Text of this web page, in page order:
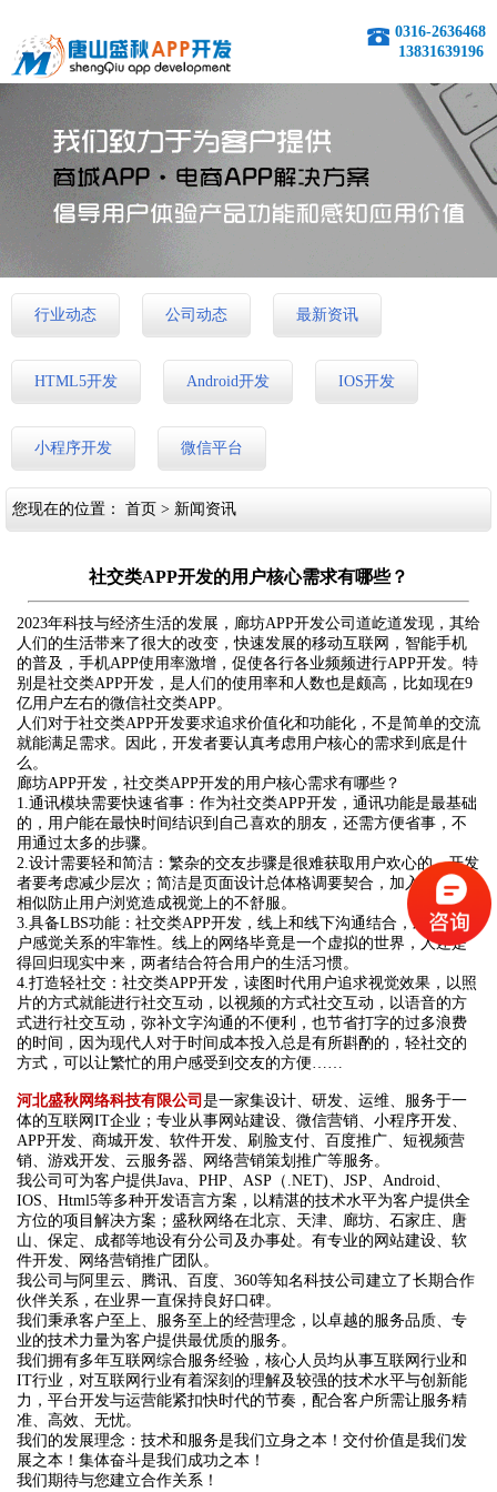
0316-2636468
13831639196
行业动态 公司动态 最新资讯
HTML5开发 Android开发 IOS开发
小程序开发 微信平台
您现在的位置： 首页 > 新闻资讯
社交类APP开发的用户核心需求有哪些？
2023年科技与经济生活的发展，廊坊APP开发公司道屹道发现，其给
人们的生活带来了很大的改变，快速发展的移动互联网，智能手机
的普及，手机APP使用率激增，促使各行各业频频进行APP开发。特
别是社交类APP开发，是人们的使用率和人数也是颇高，比如现在9
亿用户左右的微信社交类APP。
人们对于社交类APP开发要求追求价值化和功能化，不是简单的交流
就能满足需求。因此，开发者要认真考虑用户核心的需求到底是什
么。
廊坊APP开发，社交类APP开发的用户核心需求有哪些？
1.通讯模块需要快速省事：作为社交类APP开发，通讯功能是最基础
的，用户能在最快时间结识到自己喜欢的朋友，还需方便省事，不
用通过太多的步骤。
2.设计需要轻和简洁：繁杂的交友步骤是很难获取用户欢心的，开发
者要考虑减少层次；简洁是页面设计总体格调要契合，加入的元素
相似防止用户浏览造成视觉上的不舒服。
3.具备LBS功能：社交类APP开发，线上和线下沟通结合，才能让用
户感觉关系的牢靠性。线上的网络毕竟是一个虚拟的世界，人还是
得回归现实中来，两者结合符合用户的生活习惯。
4.打造轻社交：社交类APP开发，读图时代用户追求视觉效果，以照
片的方式就能进行社交互动，以视频的方式社交互动，以语音的方
式进行社交互动，弥补文字沟通的不便利，也节省打字的过多浪费
的时间，因为现代人对于时间成本投入总是有所斟酌的，轻社交的
方式，可以让繁忙的用户感受到交友的方便……
河北盛秋网络科技有限公司 是一家集设计、研发、运维、服务于一
体的互联网IT企业；专业从事网站建设、微信营销、小程序开发、
APP开发、商城开发、软件开发、刷脸支付、百度推广、短视频营
销、游戏开发、云服务器、网络营销策划推广等服务。
我公司可为客户提供Java、PHP、ASP（.NET)、JSP、Android、
IOS、Html5等多种开发语言方案，以精湛的技术水平为客户提供全
方位的项目解决方案；盛秋网络在北京、天津、廊坊、石家庄、唐
山、保定、成都等地设有分公司及办事处。有专业的网站建设、软
件开发、网络营销推广团队。
我公司与阿里云、腾讯、百度、360等知名科技公司建立了长期合作
伙伴关系，在业界一直保持良好口碑。
我们秉承客户至上、服务至上的经营理念，以卓越的服务品质、专
业的技术力量为客户提供最优质的服务。
我们拥有多年互联网综合服务经验，核心人员均从事互联网行业和
IT行业，对互联网行业有着深刻的理解及较强的技术水平与创新能
力，平台开发与运营能紧扣快时代的节奏，配合客户所需让服务精
准、高效、无忧。
我们的发展理念：技术和服务是我们立身之本！交付价值是我们发
展之本！集体奋斗是我们成功之本！
我们期待与您建立合作关系！